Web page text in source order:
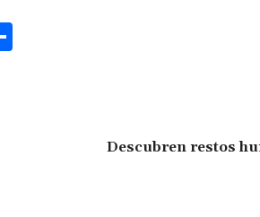
Descubren restos